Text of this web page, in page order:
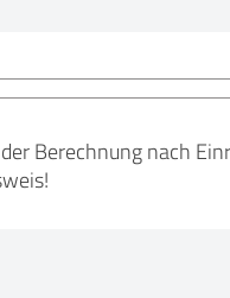
Berechnung nach